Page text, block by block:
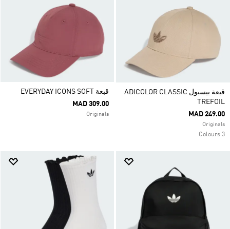
قبعة بيسبول ADICOLOR CLASSIC
TREFOIL
MAD 249.00
Originals
3 Colours
قبعة EVERYDAY ICONS SOFT
MAD 309.00
Originals